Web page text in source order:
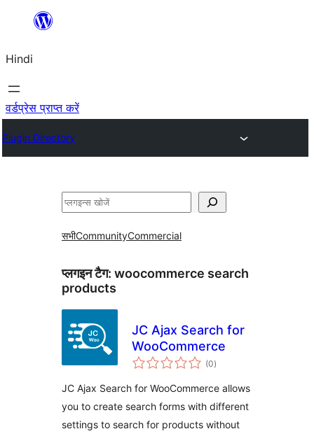
सामग्री
जाएं
Hindi
वर्डप्रेस प्राप्त करें
Plugin Directory
खोजें
सभीCommunityCommercial
प्लगइन टैग: woocommerce search
products
JC Ajax Search for
WooCommerce
(0कुल
दर)
JC Ajax Search for WooCommerce allows
you to create search forms with different
settings to search for products without